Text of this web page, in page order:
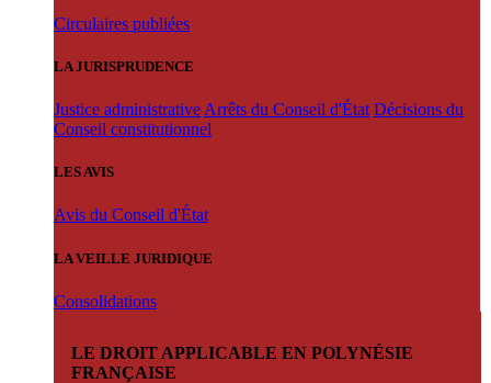
Circulaires publiées
LA JURISPRUDENCE
Justice administrative Arrêts du Conseil d'État Décisions du
Conseil constitutionnel
LES AVIS
Avis du Conseil d'État
LA VEILLE JURIDIQUE
Consolidations
LE DROIT APPLICABLE EN POLYNÉSIE
FRANÇAISE